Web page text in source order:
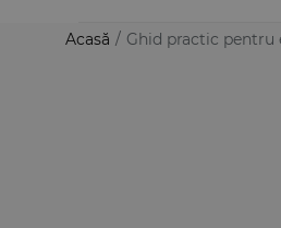
Acasă / Ghid practic pentru